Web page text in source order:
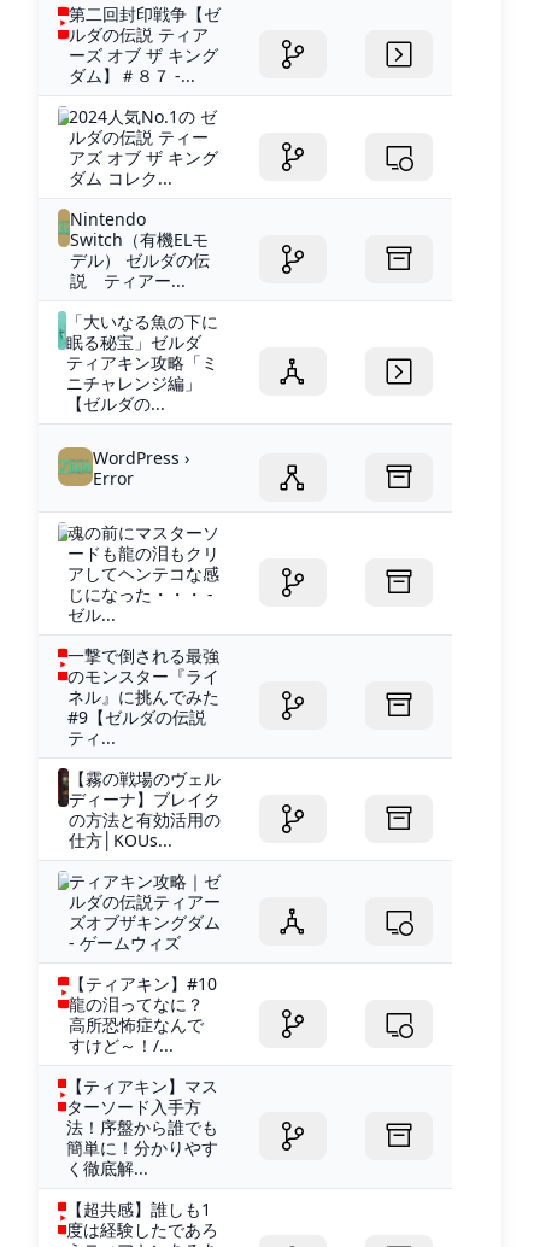
第二回封印戦争【ゼ
ルダの伝説 ティア
ーズ オブ ザ キング
ダム】＃８７ -...
2024人気No.1の ゼ
ルダの伝説 ティー
アズ オブ ザ キング
ダム コレク...
Nintendo
Switch（有機ELモ
デル） ゼルダの伝
説 ティアー...
「大いなる魚の下に
眠る秘宝」ゼルダ
ティアキン攻略「ミ
ニチャレンジ編」
【ゼルダの...
WordPress ›
Error
魂の前にマスターソ
ードも龍の泪もクリ
アしてヘンテコな感
じになった・・・ -
ゼル...
一撃で倒される最強
のモンスター『ライ
ネル』に挑んでみた
#9【ゼルダの伝説
ティ...
【霧の戦場のヴェル
ディーナ】ブレイク
の方法と有効活用の
仕方│KOUs...
ティアキン攻略｜ゼ
ルダの伝説ティアー
ズオブザキングダム
- ゲームウィズ
【ティアキン】#10
龍の泪ってなに？
高所恐怖症なんで
すけど～！/...
【ティアキン】マス
ターソード入手方
法！序盤から誰でも
簡単に！分かりやす
く徹底解...
【超共感】誰しも1
度は経験したであろ